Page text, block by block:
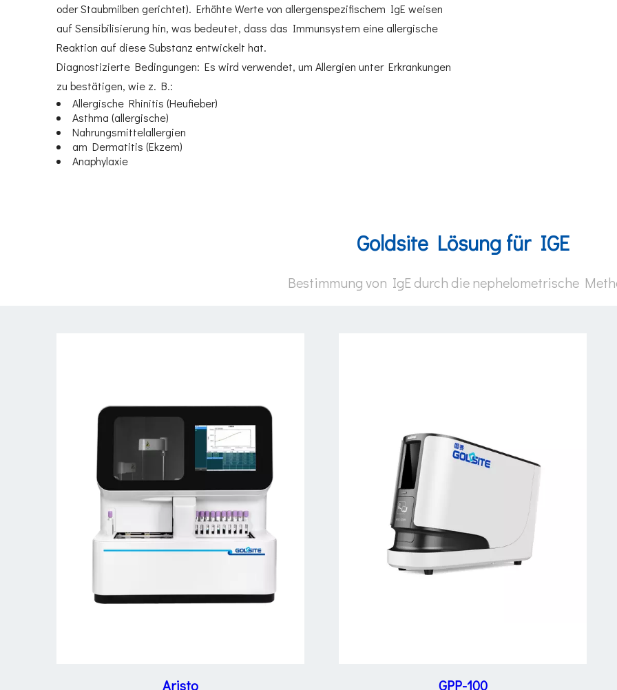
oder Staubmilben gerichtet). Erhöhte Werte von allergenspezifischem IgE weisen
auf Sensibilisierung hin, was bedeutet, dass das Immunsystem eine allergische
Reaktion auf diese Substanz entwickelt hat.
Diagnostizierte Bedingungen: Es wird verwendet, um Allergien unter Erkrankungen
zu bestätigen, wie z. B.:
Allergische Rhinitis (Heufieber)
Asthma (allergische)
Nahrungsmittelallergien
am Dermatitis (Ekzem)
Anaphylaxie
Goldsite Lösung für IGE
Bestimmung von IgE durch die nephelometrische
Aristo GPP-100